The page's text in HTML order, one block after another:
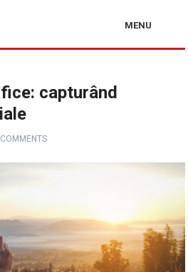
MENU
capturând